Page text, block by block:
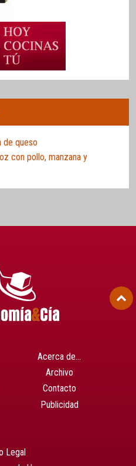
de queso
con pollo, manzana y
Acerca de…
Archivo
Contacto
Publicidad
Legal